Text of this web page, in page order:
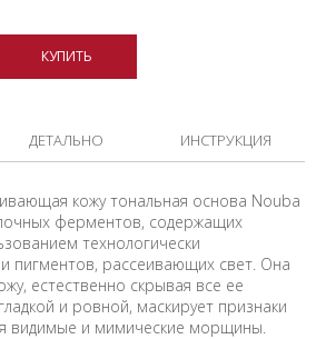
КУПИТЬ
ДЕТАЛЬНО ИНСТРУКЦИЯ
кожу тональная основа Nouba
ферментов, содержащих
технологически
пигментов, рассеивающих свет. Она
естественно скрывая все ее
и ровной, маскирует признаки
видимые и мимические морщины.